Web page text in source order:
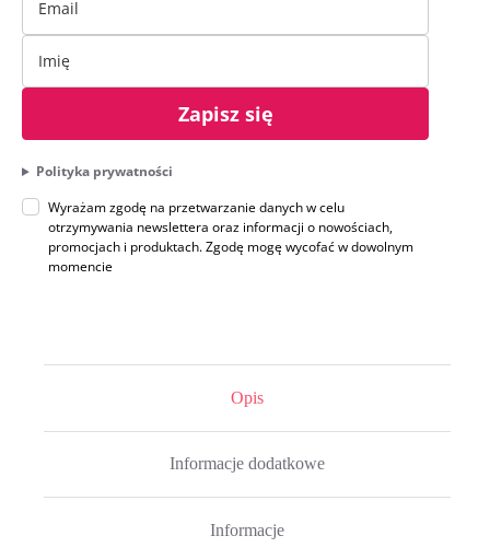
Zapisz się
Polityka prywatności
Wyrażam zgodę na przetwarzanie danych w celu
otrzymywania newslettera oraz informacji o nowościach,
promocjach i produktach. Zgodę mogę wycofać w dowolnym
momencie
Opis
Informacje dodatkowe
Informacje